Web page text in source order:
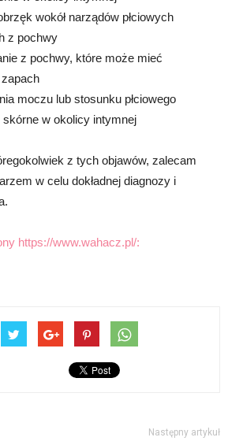
wokół narządów płciowych
z pochwy
z pochwy, które może mieć
moczu lub stosunku płciowego
w okolicy intymnej
z tych objawów, zalecam
w celu dokładnej diagnozy i
https://www.wahacz.pl/:
Następny artykuł